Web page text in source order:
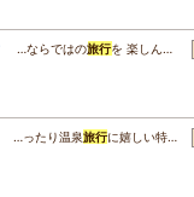
…ならではの旅行を 楽しん…
…ったり温泉旅行に嬉しい特…